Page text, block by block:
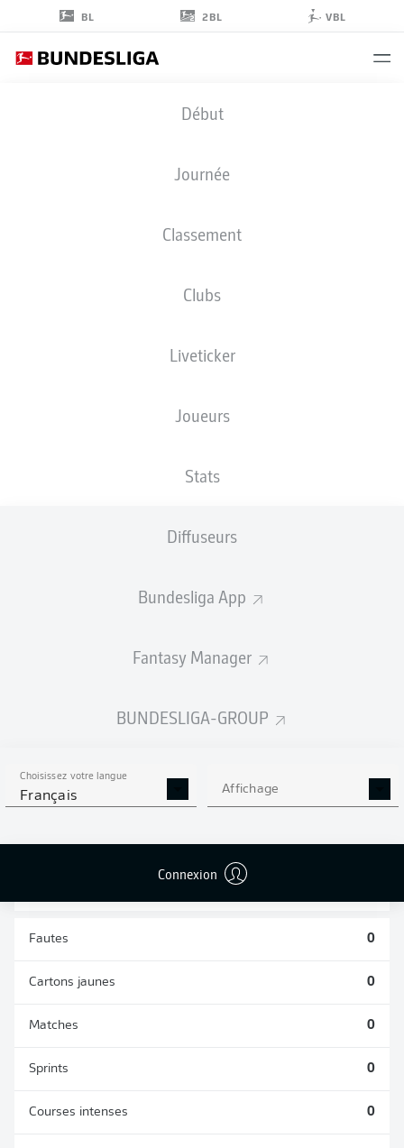
BL 2BL VBL
Début
Journée
Classement
Clubs
Liveticker
Joueurs
Stats
Diffuseurs
Bundesliga App
Fantasy Manager
BUNDESLIGA-GROUP
Choisissez votre langue
Français Affichage
Connexion
STATS DE LA SAISON
2026/2027
0 0
Fautes 0
Cartons jaunes 0
Matches 0
Sprints 0
Courses intenses 0